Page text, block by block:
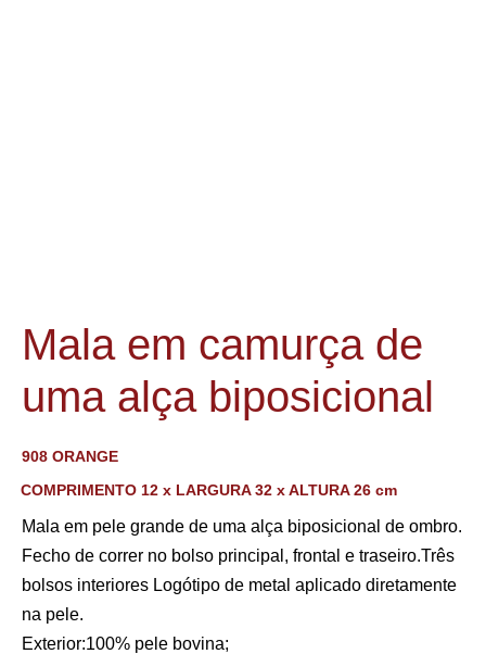
Mala em camurça de
uma alça biposicional
908 ORANGE
COMPRIMENTO 12 x LARGURA 32 x ALTURA 26 cm
Mala em pele grande de uma alça biposicional de ombro.
Fecho de correr no bolso principal, frontal e traseiro.Três
bolsos interiores Logótipo de metal aplicado diretamente
na pele.
Exterior:100% pele bovina;